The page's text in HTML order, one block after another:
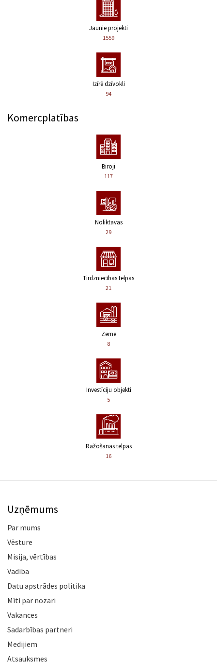
Jaunie projekti
1559
Izīrē dzīvokli
94
Komercplatības
Biroji
117
Noliktavas
29
Tirdzniecības telpas
21
Zeme
8
Investīciju objekti
5
Ražošanas telpas
16
Uzņēmums
Par mums
Vēsture
Misija, vērtības
Vadība
Datu apstrādes politika
Mīti par nozari
Vakances
Sadarbības partneri
Medijiem
Atsauksmes